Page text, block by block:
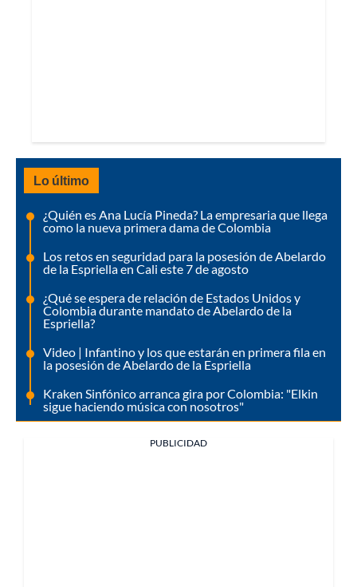
Lo último
¿Quién es Ana Lucía Pineda? La empresaria que llega
como la nueva primera dama de Colombia
Los retos en seguridad para la posesión de Abelardo
de la Espriella en Cali este 7 de agosto
¿Qué se espera de relación de Estados Unidos y
Colombia durante mandato de Abelardo de la
Espriella?
Video | Infantino y los que estarán en primera fila en
la posesión de Abelardo de la Espriella
Kraken Sinfónico arranca gira por Colombia: "Elkin
sigue haciendo música con nosotros"
PUBLICIDAD